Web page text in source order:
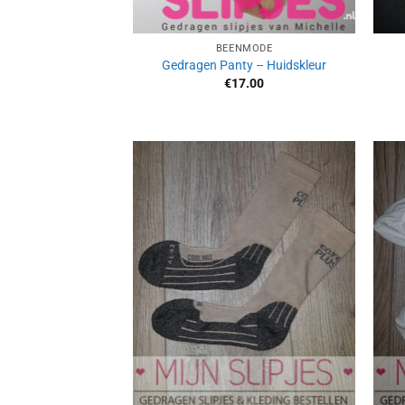
BEENMODE
Gedragen Panty – Huidskleur
€17.00
Aan
verlanglijst
toevoegen